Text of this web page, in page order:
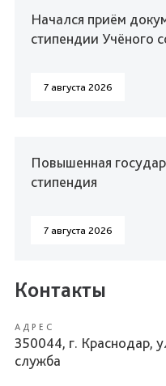
Начался приём
стипендии Учёного
7 августа 2026
Повышенная
стипендия
7 августа 2026
Контакты
АДРЕС
350044, г. Краснодар,
служба